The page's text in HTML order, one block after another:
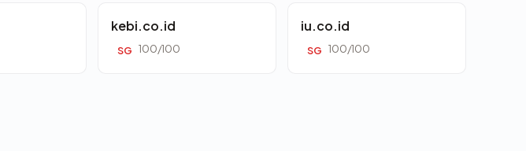
kebi.co.id
SG 100/100
iu.co.id
SG 100/100